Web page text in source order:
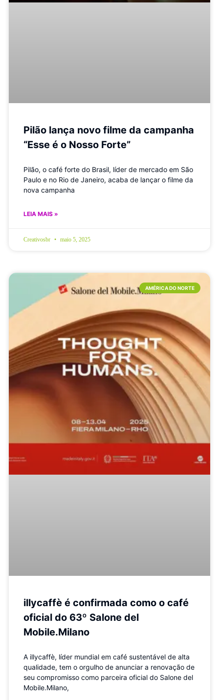
Pilão lança novo filme da campanha
“Esse é o Nosso Forte”
Pilão, o café forte do Brasil, líder de mercado em São
Paulo e no Rio de Janeiro, acaba de lançar o filme da
nova campanha
LEIA MAIS »
Creativosbr maio 5, 2025
AMÉRICA DO NORTE
illycaffè é confirmada como o café
oficial do 63º Salone del
Mobile.Milano
A illycaffè, líder mundial em café sustentável de alta
qualidade, tem o orgulho de anunciar a renovação de
seu compromisso como parceira oficial do Salone del
Mobile.Milano,